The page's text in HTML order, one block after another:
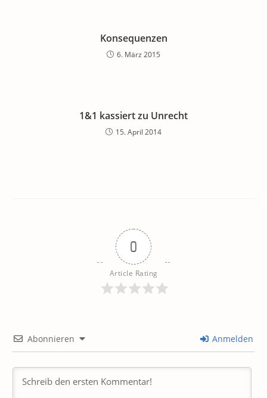
Konsequenzen
6. März 2015
1&1 kassiert zu Unrecht
15. April 2014
0
Article Rating
Abonnieren Anmelden